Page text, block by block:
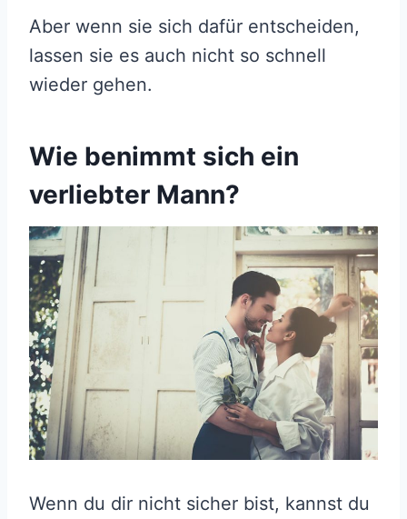
Aber wenn sie sich dafür entscheiden,
lassen sie es auch nicht so schnell
wieder gehen.
Wie benimmt sich ein
verliebter Mann?
Wenn du dir nicht sicher bist, kannst du